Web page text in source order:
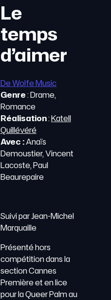
Le
temps
d’aimer
De Wolfe Music
Genre: Drame,
Romance
Réalisation:Katell
Quillévéré
Avec :Anaïs
Demoustier, Vincent
Lacoste, Paul
Beaurepaire
Suivi par Jean-Michel
Marquaille
Présenté hors
compétition dans la
section Cannes
Première et en lice
pour la Queer Palm au